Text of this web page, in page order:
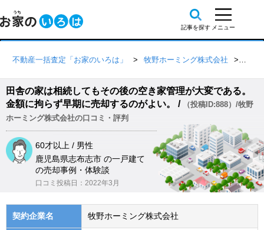
不動産一括査定「お家のいろは」 牧野ホーミング株式会社
田舎の家は相続してもその後の空き家管理が大変である。
金額に拘らず早期に売却するのがよい。 /
（投稿ID:888）/牧野
ホーミング株式会社の口コミ・評判
60才以上 / 男性
鹿児島県志布志市 の一戸建て
の売却事例・体験談
口コミ投稿日：2022年3月
契約企業名 牧野ホーミング株式会社